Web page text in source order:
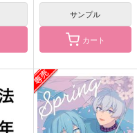
サンプル
カート